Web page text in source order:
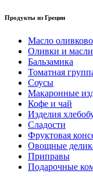
Продукты из Греции
Масло
Оливки и
Бальзамика
Томатная
Соусы
Макаронные
Кофе и чай
Изделия
Сладости
Фруктовая
Овощные
Приправы
Подарочные